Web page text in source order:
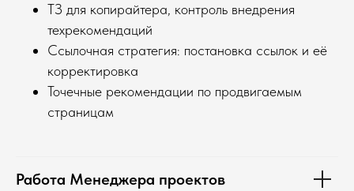
ТЗ для копирайтера, контроль внедрения
техрекомендаций
Ссылочная стратегия: постановка ссылок и её
корректировка
Точечные рекомендации по продвигаемым
страницам
Работа Менеджера проектов